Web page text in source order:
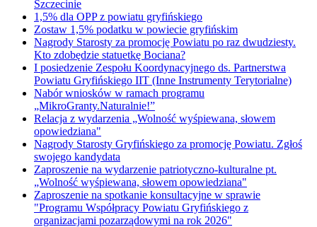
Szczecinie
1,5% dla OPP z powiatu gryfińskiego
Zostaw 1,5% podatku w powiecie gryfińskim
Nagrody Starosty za promocję Powiatu po raz dwudziesty.
Kto zdobędzie statuetkę Bociana?
I posiedzenie Zespołu Koordynacyjnego ds. Partnerstwa
Powiatu Gryfińskiego IIT (Inne Instrumenty Terytorialne)
Nabór wniosków w ramach programu
„MikroGranty.Naturalnie!”
Relacja z wydarzenia „Wolność wyśpiewana, słowem
opowiedziana"
Nagrody Starosty Gryfińskiego za promocję Powiatu. Zgłoś
swojego kandydata
Zaproszenie na wydarzenie patriotyczno-kulturalne pt.
„Wolność wyśpiewana, słowem opowiedziana"
Zaproszenie na spotkanie konsultacyjne w sprawie
"Programu Współpracy Powiatu Gryfińskiego z
organizacjami pozarządowymi na rok 2026"